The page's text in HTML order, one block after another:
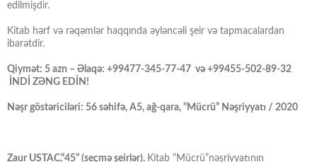
edilmişdir.
Kitab hərf və rəqəmlər haqqında əyləncəli şeir və tapmacalardan
ibarətdir.
Qiymət: 5 azn – Əlaqə: +99477-345-77-47 və +99455-502-89-32
İNDİ ZƏNG EDİN!
Nəşr göstəriciləri: 56 səhifə, A5, ağ-qara, “Mücrü” Nəşriyyatı / 2020
Zaur USTAC,“45” (seçmə şeirlər). Kitab “Mücrü”nəşriyyatının